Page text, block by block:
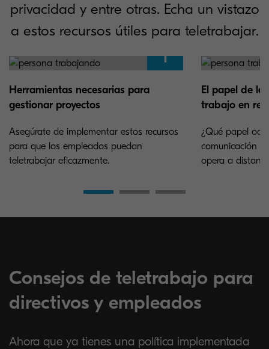
privacidad y entre otras. Echa un vistazo
a estos recursos útiles para teletrabajar.
Herramientas necesarias para
gestionar proyectos
Asegúrate de implementar estos recursos
para que los empleados puedan
teletrabajar eficazmente.
El papel de
trabajo en
¿Qué papel
comunicación
opera a
Consejos de teletrabajo para
directivos y empleados
Ahora que ya tienes una política implementada